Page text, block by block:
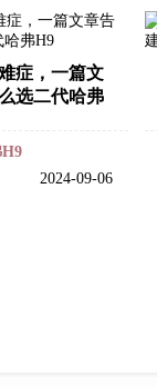
症，一篇文
选二代哈弗
H9
2024-09-06